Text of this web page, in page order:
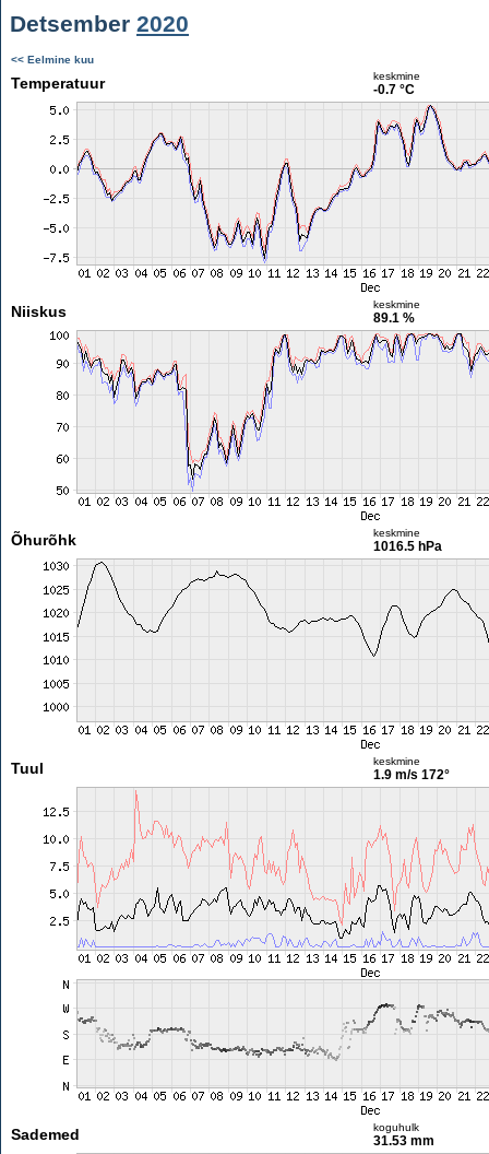
Detsember 2020
<< Eelmine kuu
Temperatuur keskmine
-0.7 °C
Niiskus keskmine
89.1 %
Õhurõhk keskmine
1016.5 hPa
Tuul keskmine
1.9 m/s 172°
Sademed koguhulk
31.53 mm